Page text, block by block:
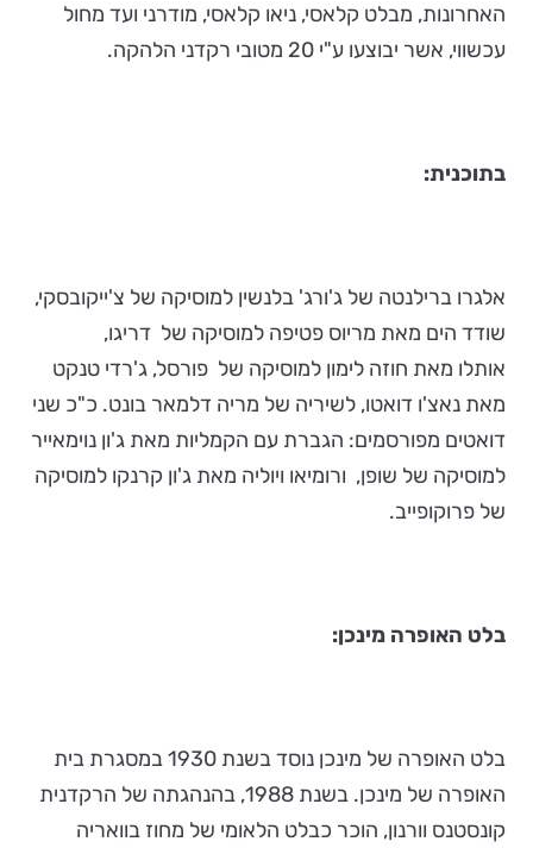
האחרונות, מבלט קלאסי, ניאו קלאסי, מודרני ועד מחול
עכשווי, אשר יבוצעו ע"י 20 מטובי רקדני הלהקה.
בתוכנית:
אלגרו ברילנטה של ג'ורג' בלנשין למוסיקה של צ'ייקובסקי,
שודד הים מאת מריוס פטיפה למוסיקה של דריגו,
אותלו מאת חוזה לימון למוסיקה של פורסל, ג'רדי טנקט
מאת נאצ'ו דואטו, לשיריה של מריה דלמאר בונט. כ"כ שני
דואטים מפורסמים: הגברת עם הקמליות מאת ג'ון נוימאייר
למוסיקה של שופן, ורומיאו ויוליה מאת ג'ון קרנקו למוסיקה
של פרוקופייב.
בלט האופרה מינכן:
בלט האופרה של מינכן נוסד בשנת 1930
במסגרת בית
האופרה של מינכן. בשנת 1988, בהנהגתה של הרקדנית
קונסטנס וורנון, הוכר כבלט הלאומי של מחוז בוואריה